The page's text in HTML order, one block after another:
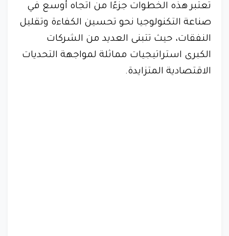
تعتبر هذه الخطوات جزءًا من اتجاه أوسع في
صناعة التكنولوجيا نحو تحسين الكفاءة وتقليل
النفقات، حيث تتبنى العديد من الشركات
الكبرى استراتيجيات مماثلة لمواجهة التحديات
الاقتصادية المتزايدة.